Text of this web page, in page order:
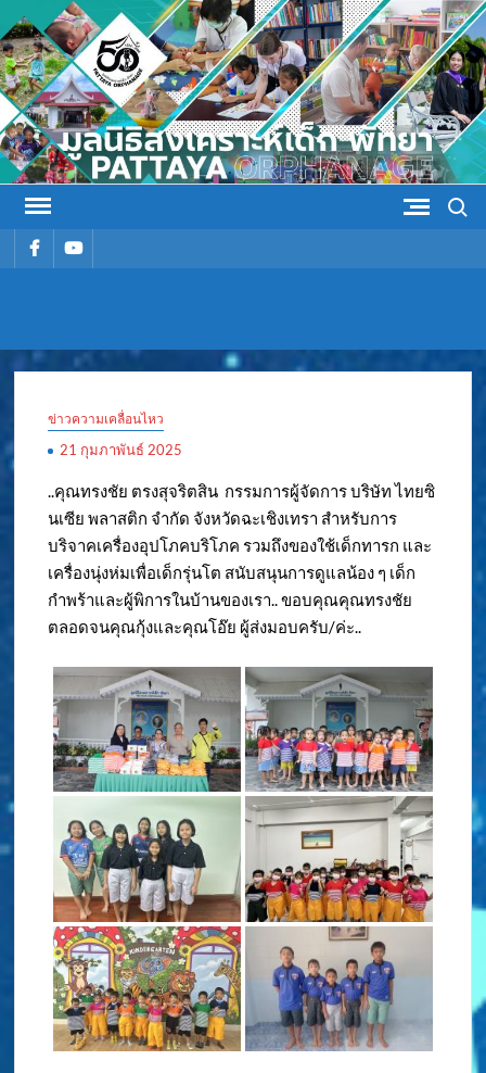
Skip
to
content
รายการรายการ
สงเคราะห์
ข่าวความเคลื่อนไหว
21 กุมภาพันธ์ 2025
..คุณทรงชัย ตรงสุจริตสิน กรรมการผู้จัดการ บริษัท ไทยซิ
นเซีย พลาสติก จำกัด จังหวัดฉะเชิงเทรา สำหรับการ
บริจาคเครื่องอุปโภคบริโภค รวมถึงของใช้เด็กทารก และ
เครื่องนุ่งห่มเพื่อเด็กรุ่นโต สนับสนุนการดูแลน้อง ๆ เด็ก
กำพร้าและผู้พิการในบ้านของเรา.. ขอบคุณคุณทรงชัย
ตลอดจนคุณกุ้งและคุณโอ๊ย ผู้ส่งมอบครับ/ค่ะ..